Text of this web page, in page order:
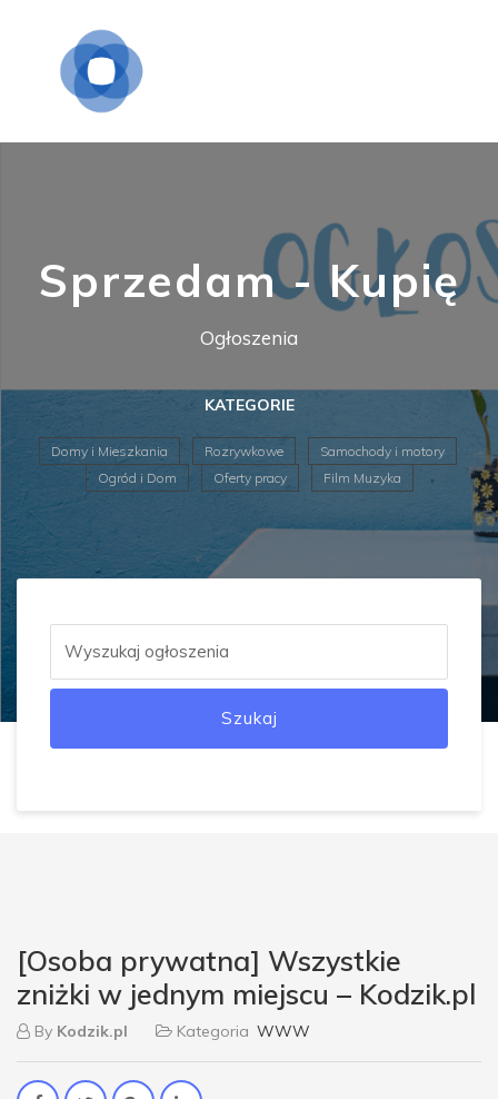
Sprzedam - Kupię
Ogłoszenia
KATEGORIE
Domy i Mieszkania Rozrywkowe
Samochody i motory
Ogród i Dom
Oferty pracy Film Muzyka
Szukaj
[Osoba prywatna] Wszystkie
zniżki w jednym miejscu – Kodzik.pl
By Kodzik.pl Kategoria WWW